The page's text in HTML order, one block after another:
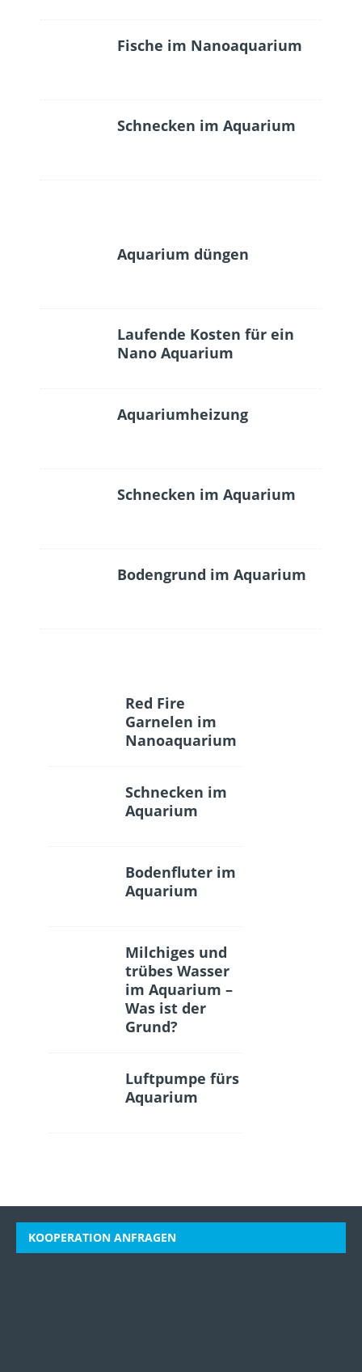
Fische im Nanoaquarium
Schnecken im Aquarium
Aquarium düngen
Laufende Kosten für ein
Nano Aquarium
Aquariumheizung
Schnecken im Aquarium
Bodengrund im Aquarium
Red Fire
Garnelen im
Nanoaquarium
Schnecken im
Aquarium
Bodenfluter im
Aquarium
Milchiges und
trübes Wasser
im Aquarium –
Was ist der
Grund?
Luftpumpe fürs
Aquarium
KOOPERATION ANFRAGEN